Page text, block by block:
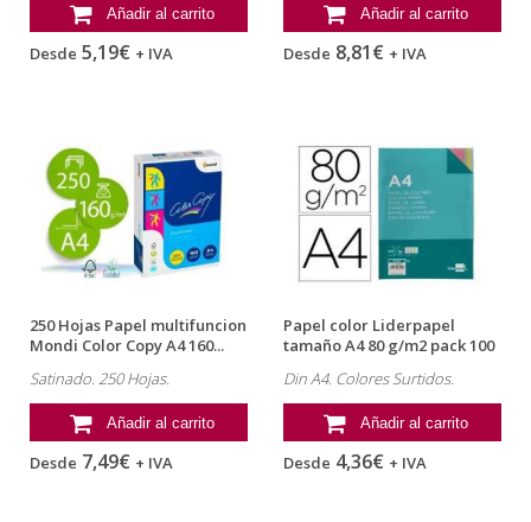
Añadir al carrito
Desde 5,19€ + IVA
Añadir al carrito
Desde 8,81€ + IVA
250 Hojas Papel multifuncion
Mondi Color Copy A4 160...
Satinado. 250 Hojas.
Añadir al carrito
Desde 7,49€ + IVA
Papel color Liderpapel
tamaño A4 80 g/m2 pack 100
Din A4. Colores Surtidos.
Añadir al carrito
Desde 4,36€ + IVA